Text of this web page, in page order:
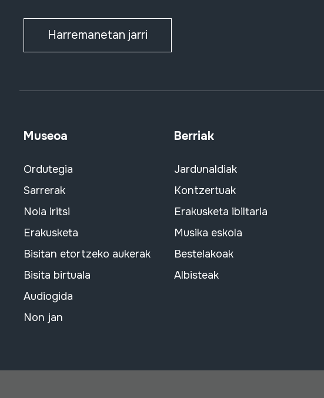
Harremanetan jarri
Museoa
Ordutegia
Sarrerak
Nola iritsi
Erakusketa
Bisitan etortzeko aukerak
Bisita birtuala
Audiogida
Non jan
Berriak
Jardunaldiak
Kontzertuak
Erakusketa ibiltaria
Musika eskola
Bestelakoak
Albisteak